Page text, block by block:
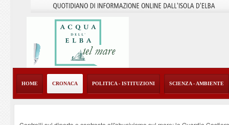
HOME CRONACA POLITICA - ISTITUZIONI SCIENZA - AMBIENTE